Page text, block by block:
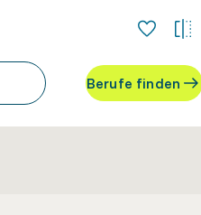
Berufe finden